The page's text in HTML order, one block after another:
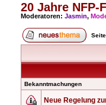
20 Jahre NFP-
Moderatoren: Jasmin,
Seite
Bekanntmachungen
Neue Regelung